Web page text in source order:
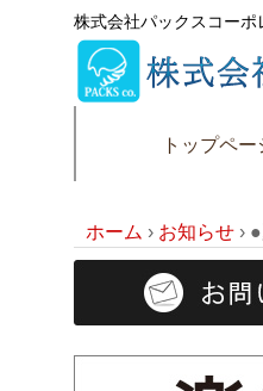
株式会社パックスコーポ
トップペー
ホーム › お知らせ ›